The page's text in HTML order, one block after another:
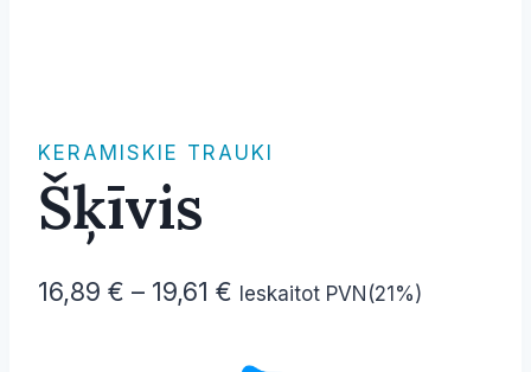
KERAMISKIE TRAUKI
Šķīvis
16,89 € – 19,61 € Price
Ieskaitot PVN(21%)